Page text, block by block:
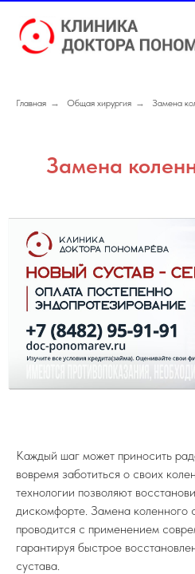
Главная → Общая хирургия → Замена
Замена
Каждый шаг может приносить
вовремя заботиться о своих
технологии позволяют
дискомфорте. Замена коленного
проводится с применением
гарантируя быстрое
сустава.